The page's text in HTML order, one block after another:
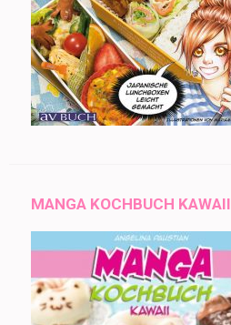
MANGA KOCHBUCH KAWAII